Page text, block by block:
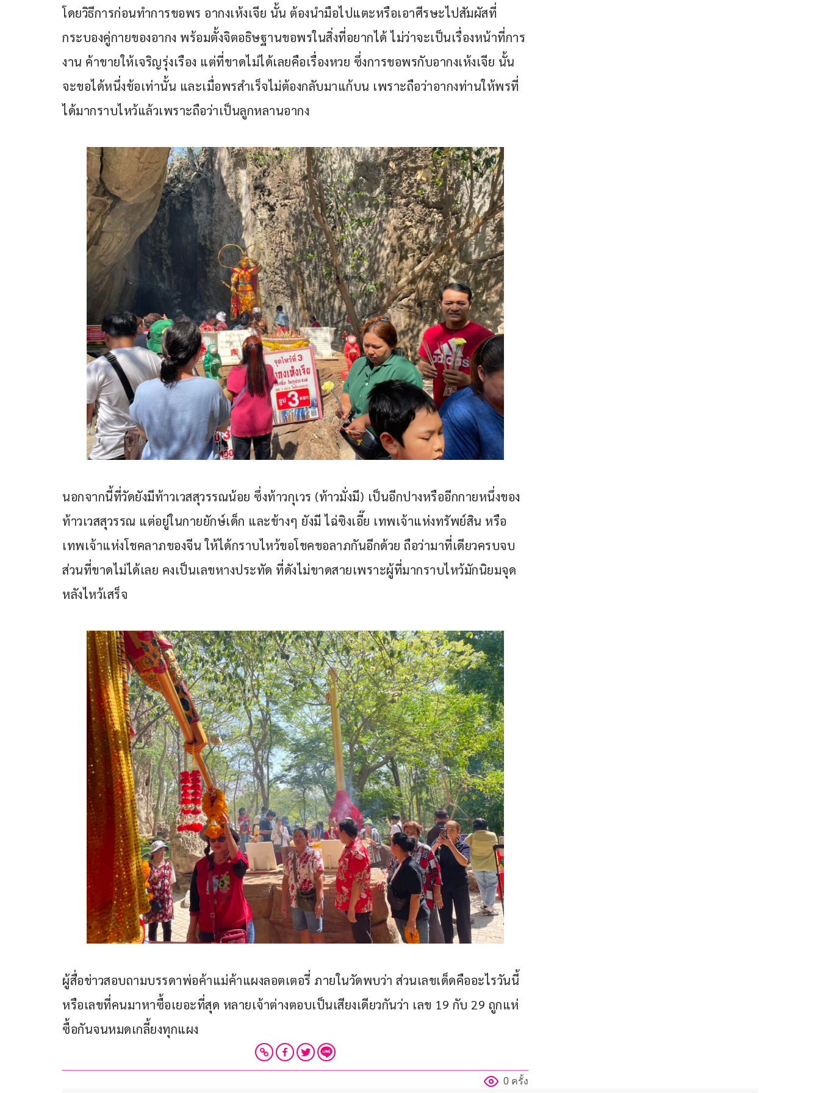
โดยวิธีการก่อนทำการขอพร อากงเห้งเจีย นั้น ต้องนำมือไปแตะหรือเอาศีรษะไปสัมผัสที่
กระบองคู่กายของอากง พร้อมตั้งจิตอธิษฐานขอพรในสิ่งที่อยากได้ ไม่ว่าจะเป็นเรื่องหน้าที่การ
งาน ค้าขายให้เจริญรุ่งเรือง แต่ที่ขาดไม่ได้เลยคือเรื่องหวย ซึ่งการขอพรกับอากงเห้งเจีย นั้น
จะขอได้หนึ่งข้อเท่านั้น และเมื่อพรสำเร็จไม่ต้องกลับมาแก้บน เพราะถือว่าอากงท่านให้พรที่
ได้มากราบไหว้แล้วเพราะถือว่าเป็นลูกหลานอากง
นอกจากนี้ที่วัดยังมีท้าวเวสสุวรรณน้อย ซึ่งท้าวกุเวร (ท้าวมั่งมี) เป็นอีกปางหรืออีกกายหนึ่งของ
ท้าวเวสสุวรรณ แต่อยู่ในกายยักษ์เด็ก และข้างๆ ยังมี ไฉ่ซิงเอี๊ย เทพเจ้าแห่งทรัพย์สิน หรือ
เทพเจ้าแห่งโชคลาภของจีน ให้ได้กราบไหว้ขอโชคขอลาภกันอีกด้วย ถือว่ามาที่เดียวครบจบ
ส่วนที่ขาดไม่ได้เลย คงเป็นเลขหางประทัด ที่ดังไม่ขาดสายเพราะผู้ที่มากราบไหว้มักนิยมจุด
หลังไหว้เสร็จ
ผู้สื่อข่าวสอบถามบรรดาพ่อค้าแม่ค้าแผงลอตเตอรี่ ภายในวัดพบว่า ส่วนเลขเด็ดคืออะไรวันนี้
หรือเลขที่คนมาหาซื้อเยอะที่สุด หลายเจ้าต่างตอบเป็นเสียงเดียวกันว่า เลข 19 กับ 29 ถูกแห่
ซื้อกันจนหมดเกลี้ยงทุกแผง
0 ครั้ง